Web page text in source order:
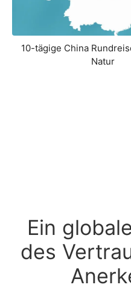
10-tägige China
Natur
Ein
des